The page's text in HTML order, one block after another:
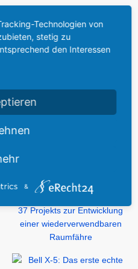
Technologien von
stetig zu
den Interessen
&